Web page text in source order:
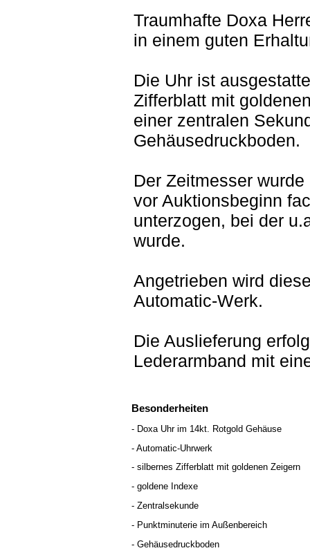
Traumhafte Doxa
in einem guten
Die Uhr ist
Zifferblatt mit
einer zentralen
Gehäusedruckboden.
Der Zeitmesser
vor Auktionsbeginn
unterzogen, bei der
wurde.
Angetrieben wird
Automatic-Werk.
Die Auslieferung
Lederarmband mit
Besonderheiten
- Doxa Uhr im 14kt. Rotgold Gehäuse
- Automatic-Uhrwerk
- silbernes Zifferblatt mit goldenen Zeigern
- goldene Indexe
- Zentralsekunde
- Punktminuterie im Außenbereich
- Gehäusedruckboden